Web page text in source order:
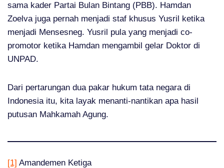
sama kader Partai Bulan Bintang (PBB). Hamdan
Zoelva juga pernah menjadi staf khusus Yusril ketika
menjadi Mensesneg. Yusril pula yang menjadi co-
promotor ketika Hamdan mengambil gelar Doktor di
UNPAD.
Dari pertarungan dua pakar hukum tata negara di
Indonesia itu, kita layak menanti-nantikan apa hasil
putusan Mahkamah Agung.
[1] Amandemen Ketiga